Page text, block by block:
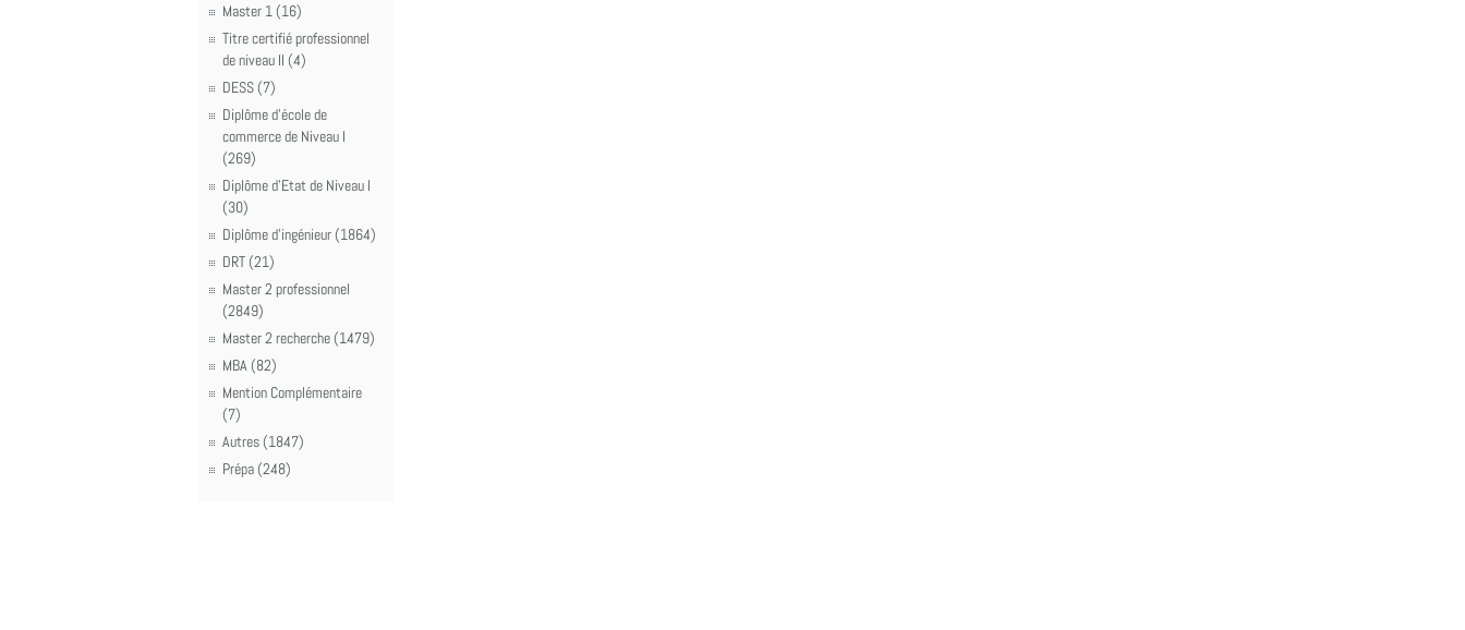
Master 1 (16)
Titre certifié professionnel
de niveau II (4)
DESS (7)
Diplôme d'école de
commerce de Niveau I
(269)
Diplôme d'Etat de Niveau I
(30)
Diplôme d'ingénieur (1864)
DRT (21)
Master 2 professionnel
(2849)
Master 2 recherche (1479)
MBA (82)
Mention Complémentaire
(7)
Autres (1847)
Prépa (248)